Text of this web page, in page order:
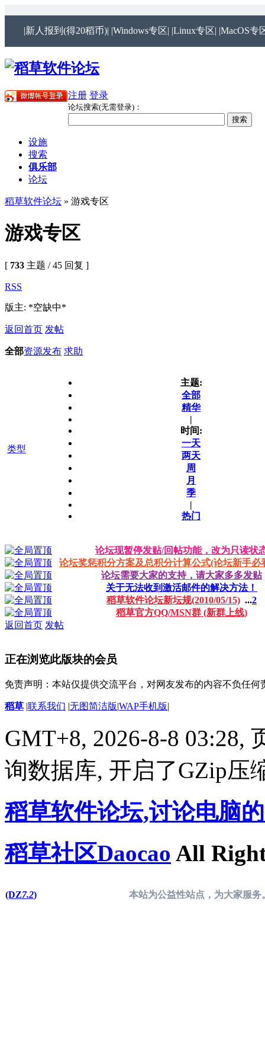
|新人报到(得20稻币)| |Windows专区| |Linux专区| |MacOS专
注册 登录
论坛搜索(无需登录)：
设施
搜索
俱乐部
论坛
稻草软件论坛 » 游戏专区
游戏专区
[ 733 主题 / 45 回复 ]
RSS
版主: *空缺中*
返回首页 发帖
全部资源发布 求助
类型
主题:
全部
精华
|
时间:
一天
两天
周
月
季
|
热门
论坛现暂停发贴/回帖功能，改为只读状
论坛奖惩积分方案及总积分计算公式(论坛新手必
论坛需要大家的支持，请大家多多发贴
关于无法收到激活邮件的解决方法！
稻草软件论坛新坛规(2010/05/15) ...2
稻草官方QQ/MSN群 (新群上线)
返回首页 发帖
正在浏览此版块的会员
免责声明：本站仅提供交流平台，对网友发布的内容不负任
稻草 |联系我们 |无图简洁版|WAP手机版|
GMT+8, 2026-8-8 03:28,
询数据库, 开启了GZip压
稻草软件论坛,讨论电脑
稻草社区Daocao All
(DZ7.2) 本站为公益性站点，为大家服